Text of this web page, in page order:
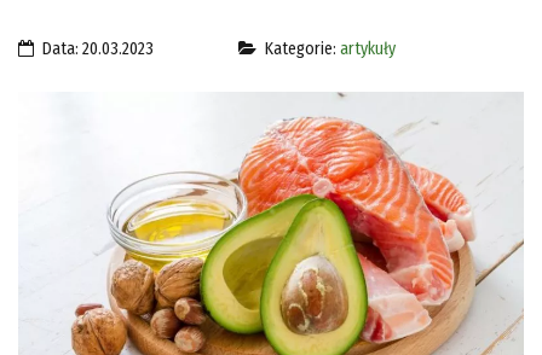
Data: 20.03.2023 Kategorie: artykuły